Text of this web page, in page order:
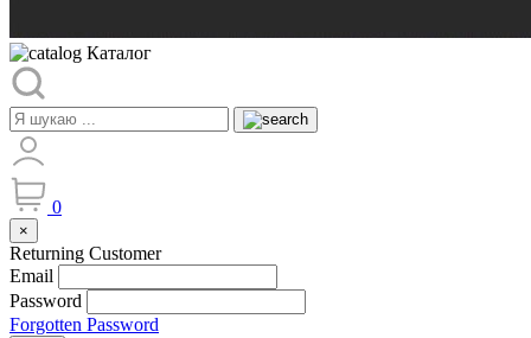
Каталог
0
×
Returning Customer
Email
Password
Forgotten Password